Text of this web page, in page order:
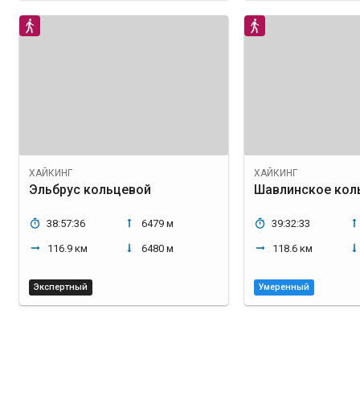
ХАЙКИНГ
Эльбрус кольцевой
38:57:36
116.9 км
6479 м
6480 м
Экспертный
ХАЙКИНГ
Шавлинское
39:32:33
118.6 км
Умеренный